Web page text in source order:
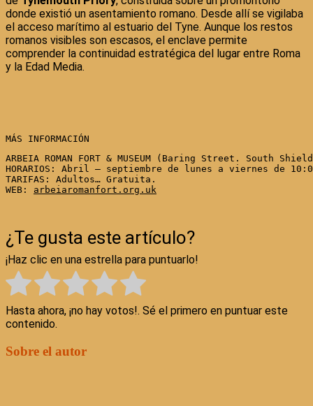
donde existió un asentamiento romano. Desde allí se vigilaba
el acceso marítimo al estuario del Tyne. Aunque los restos
romanos visibles son escasos, el enclave permite
comprender la continuidad estratégica del lugar entre Roma
y la Edad Media.
MÁS INFORMACIÓN
ARBEIA ROMAN FORT & MUSEUM ( Baring Street . South
HORARIOS: Abril – septiembre de lunes a viernes de
TARIFAS: Adultos… Gratuita.
WEB: arbeiaromanfort.org.uk
¿Te gusta este artículo?
¡Haz clic en una estrella para puntuarlo!
Hasta ahora, ¡no hay votos!. Sé el primero en puntuar este
contenido.
Sobre el autor